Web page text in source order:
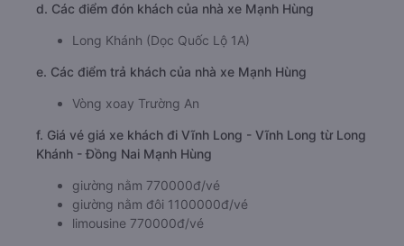
d. Các điểm đón khách của nhà xe Mạnh Hùng
Long Khánh (Dọc Quốc Lộ 1A)
e. Các điểm trả khách của nhà xe Mạnh Hùng
Vòng xoay Trường An
f. Giá vé giá xe khách đi Vĩnh Long - Vĩnh Long từ Long
Khánh - Đồng Nai Mạnh Hùng
giường nằm 770000đ/vé
giường nằm đôi 1100000đ/vé
limousine 770000đ/vé